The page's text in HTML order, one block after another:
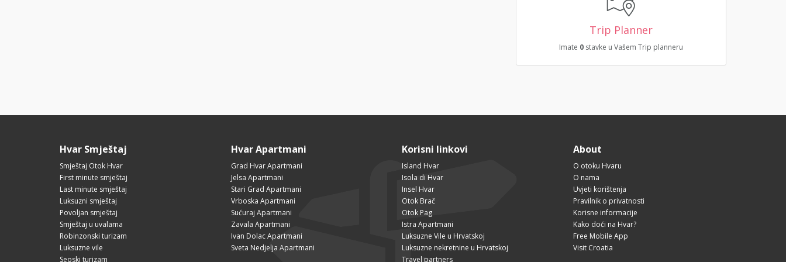
Trip Planner
Imate 0stavke u Vašem Trip planneru
Hvar Smještaj
Smještaj Otok Hvar
First minute smještaj
Last minute smještaj
Luksuzni smještaj
Povoljan smještaj
Smještaj u uvalama
Robinzonski turizam
Luksuzne vile
Seoski turizam
Hvar Apartmani
Grad Hvar Apartmani
Jelsa Apartmani
Stari Grad Apartmani
Vrboska Apartmani
Sućuraj Apartmani
Zavala Apartmani
Ivan Dolac Apartmani
Sveta Nedjelja Apartmani
Korisni linkovi
Island Hvar
Isola di Hvar
Insel Hvar
Otok Brač
Otok Pag
Istra Apartmani
Luksuzne Vile u Hrvatskoj
Luksuzne nekretnine u Hrvatskoj
Travel partners
About
O otoku Hvaru
O nama
Uvjeti korištenja
Pravilnik o privatnosti
Korisne informacije
Kako doći na Hvar?
Free Mobile App
Visit Croatia